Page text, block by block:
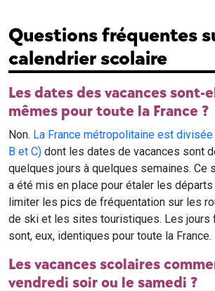
Questions fréquentes
calendrier scolaire
Les dates des vacances sont-
mêmes pour toute la France ?
Non. La France métropolitaine est
B et C) dont les dates de vacances sont
quelques jours à quelques semaines. Ce
a été mis en place pour étaler les
limiter les pics de fréquentation sur les
de ski et les sites touristiques. Les jours
sont, eux, identiques pour toute la France.
Les vacances scolaires
vendredi soir ou le samedi ?